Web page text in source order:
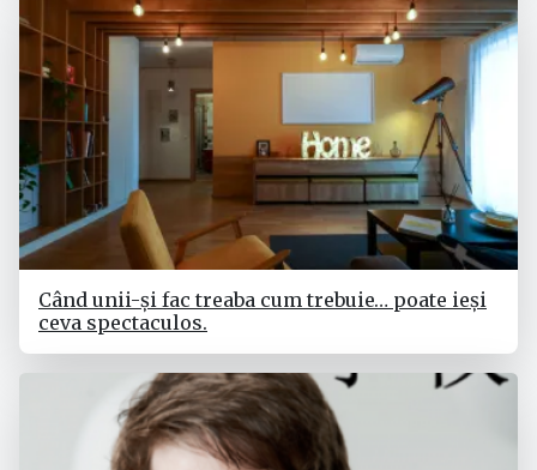
Când unii-și fac treaba cum trebuie… poate ieși
ceva spectaculos.